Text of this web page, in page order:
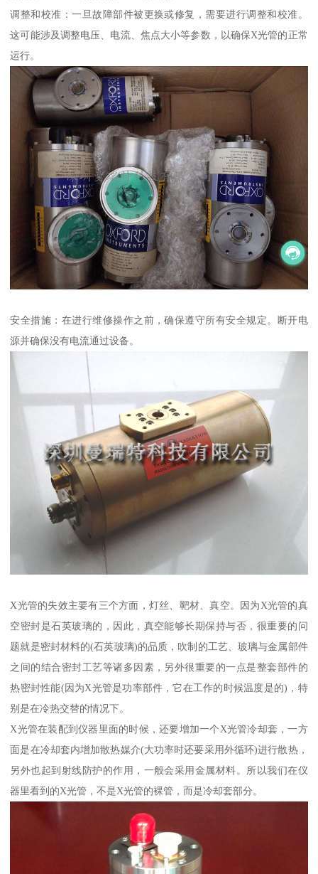
调整和校准：一旦故障部件被更换或修复，需要进行调整和校准。
这可能涉及调整电压、电流、焦点大小等参数，以确保X光管的正常
运行。
安全措施：在进行维修操作之前，确保遵守所有安全规定。断开电
源并确保没有电流通过设备。
X光管的失效主要有三个方面，灯丝、靶材、真空。因为X光管的真
空密封是石英玻璃的，因此，真空能够长期保持与否，很重要的问
题就是密封材料的(石英玻璃)的品质，吹制的工艺、玻璃与金属部件
之间的结合密封工艺等诸多因素，另外很重要的一点是整套部件的
热密封性能(因为X光管是功率部件，它在工作的时候温度是的)，特
别是在冷热交替的情况下。
X光管在装配到仪器里面的时候，还要增加一个X光管冷却套，一方
面是在冷却套内增加散热媒介(大功率时还要采用外循环)进行散热，
另外也起到射线防护的作用，一般会采用金属材料。所以我们在仪
器里看到的X光管，不是X光管的裸管，而是冷却套部分。